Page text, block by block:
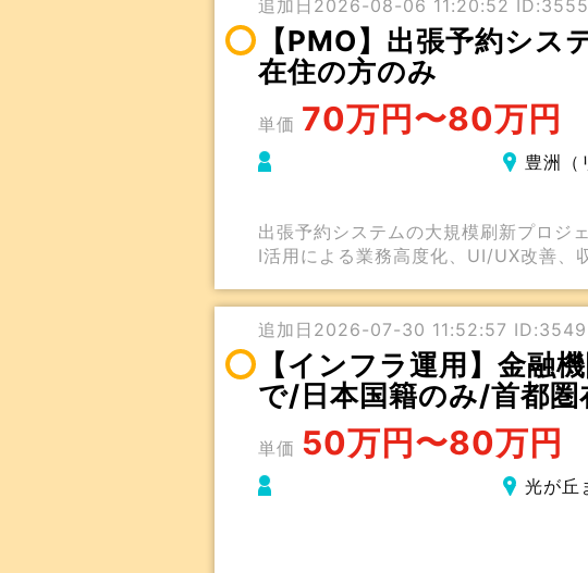
追加日2026-08-06 11:20:52 ID:3555
【PMO】出張予約シ
在住の方のみ
単価 70万円〜80万円
豊洲（
出張予約システムの大規模刷新プロジ
I活用による業務高度化、UI/UX改善、
追加日2026-07-30 11:52:57 ID:3549
【インフラ運用】金融
で/日本国籍のみ/首都圏
単価 50万円〜80万円
光が丘